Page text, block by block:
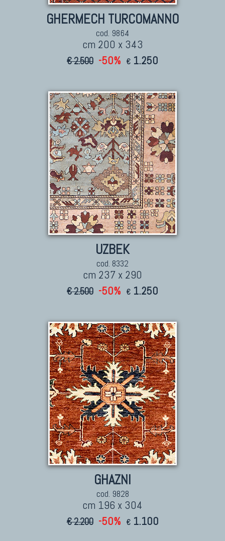
TAPPETI CLASSICI
Collezione Hyderabad
Collezione Peshawar
Collezione Zigler
TAPPETI CAUCASICI
Tappeti Caucasici Antichi: Kazak
Tappeti Caucasici Antichi: Karabagh
Tappeti Caucasici Antichi : Shirvan
Tappeti Caucasici Vecchi E Nuovi
TAPPETI ANTICHI DA COLLEZIONE
Tappeti Anatolici Antichi
Tappeti Cinesi Antichi
Tappeti Turcomanni Antichi
Tappeti Agra Antichi E Antica Asia
GHERMECH TURCOMANNO
cod. 9864
cm 200 x 343
€ 2.500 -50% € 1.250
UZBEK
cod. 8332
cm 237 x 290
€ 2.500 -50% € 1.250
GHAZNI
cod. 9828
cm 196 x 304
€ 2.200 -50% € 1.100